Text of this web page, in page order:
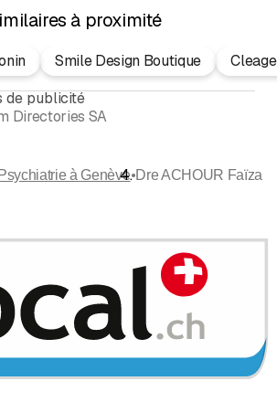
à proximité
Smile Design Boutique
de publicité
Directories SA
Psychiatrie à Genève•Dre ACHOUR Faïza